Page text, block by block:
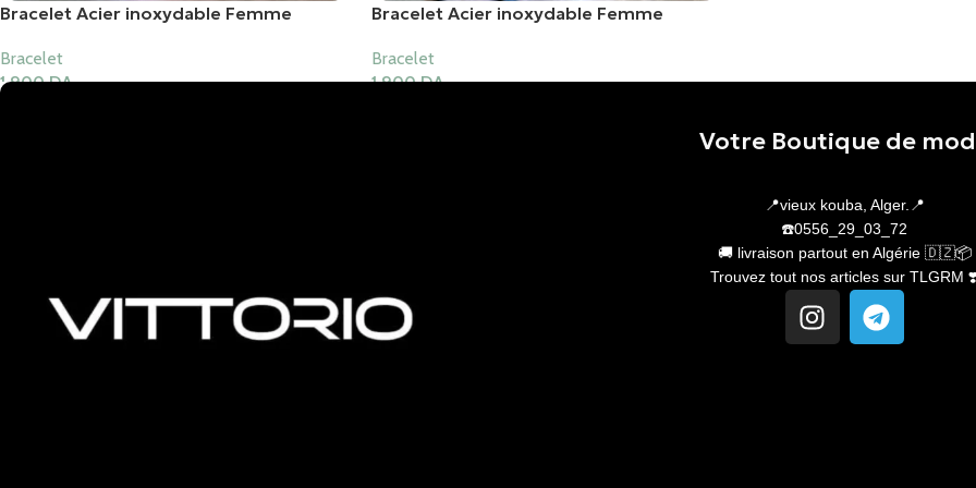
Bracelet Acier inoxydable Femme
Bracelet
1,900DA
Bracelet Acier inoxydable Femme
Bracelet
1,900DA
Votre Boutique de
📍vieux kouba, Alger.📍
☎️0556_29_03_72
🚚 livraison partout en Algérie 🇩🇿📦
Trouvez tout nos articles sur TLGRM